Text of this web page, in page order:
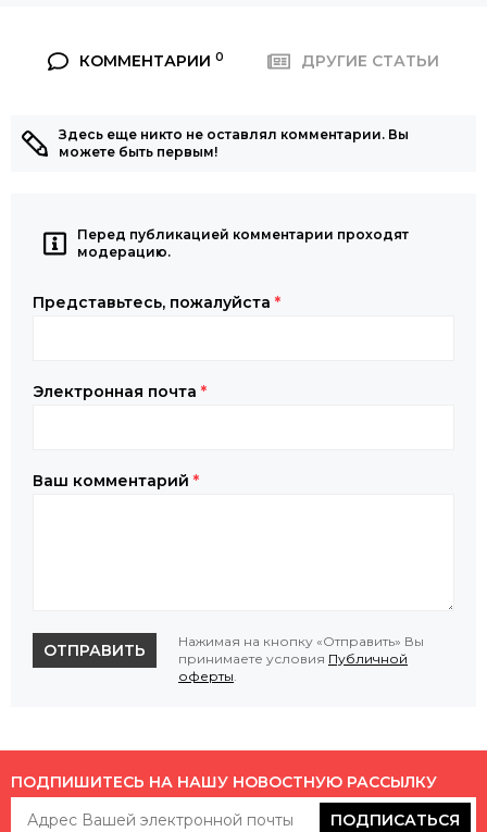
КОММЕНТАРИИ 0 ДРУГИЕ СТАТЬИ
Здесь еще никто не оставлял комментарии. Вы
можете быть первым!
Перед публикацией комментарии проходят
модерацию.
Представьтесь, пожалуйста *
Электронная почта *
Ваш комментарий *
ОТПРАВИТЬ
Нажимая на кнопку «Отправить» Вы
принимаете условия Публичной
оферты.
ПОДПИШИТЕСЬ НА НАШУ НОВОСТНУЮ РАССЫЛКУ
ПОДПИСАТЬСЯ